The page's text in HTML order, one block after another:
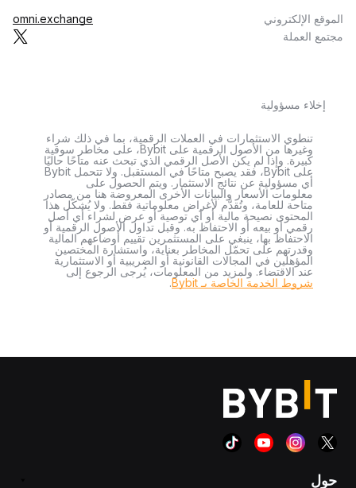
الموقع الإلكتروني
omni.exchange
مجتمع العملة
إخلاء مسؤولية
تنطوي الاستثمارات في العملات الرقمية، بما في ذلك شراء
وغيرها من الأصول الرقمية على Bybit، على مخاطر سوقية
كبيرة. وإذا لم يكن الأصل الرقمي الذي تبحث عنه متاحًا حاليًا
على Bybit، فقد يصبح متاحًا في المستقبل. ولا تتحمل Bybit
أي مسؤولية عن نتائج الاستثمار. ويتم الحصول على
معلومات الأسعار والبيانات الأخرى المعروضة هنا من مصادر
متاحة للعامة، وتُقدَّم لأغراض معلوماتية فقط. ولا يُشكّل هذا
المحتوى نصيحة مالية أو أي توصية أو عرض لشراء أي أصل
رقمي أو بيعه أو الاحتفاظ به. وقبل تداول الأصول الرقمية أو
الاحتفاظ بها، ينبغي على المستثمرين تقييم أوضاعهم المالية
وقدرتهم على تحمّل المخاطر بعناية، واستشارة المختصين
المؤهلين في المجالات القانونية أو الضريبية أو الاستثمارية
عند الاقتضاء. ولمزيد من المعلومات، يُرجى الرجوع إلى
شروط الخدمة الخاصة بـ Bybit
.
حول